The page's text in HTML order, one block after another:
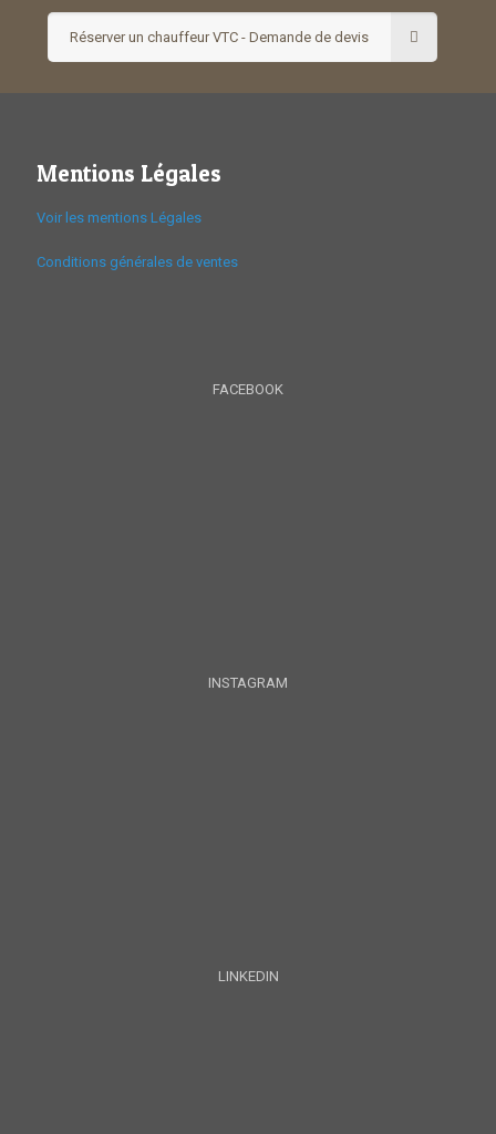
Réserver un chauffeur VTC - Demande de devis
Mentions Légales
Voir les mentions Légales
Conditions générales de ventes
FACEBOOK
INSTAGRAM
LINKEDIN